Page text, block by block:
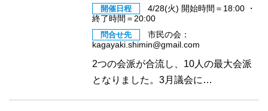
開催日程
4/28(火) 開始時間＝18:00 ・
終了時間＝20:00
問合せ先
市民の会：
kagayaki.shimin@gmail.com
2つの会派が合流し、10人の最大会派
となりました。3月議会に…